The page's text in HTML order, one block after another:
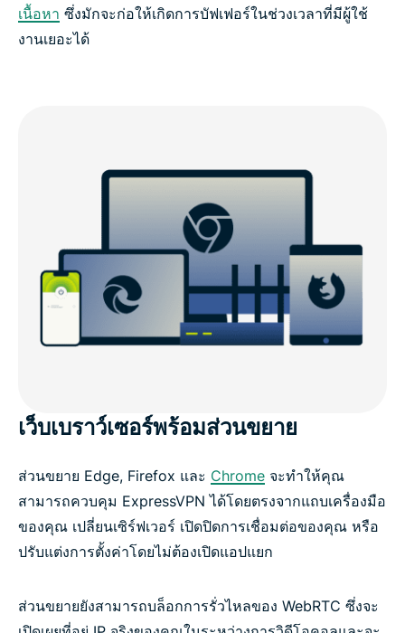
เนื้อหา ซึ่งมักจะก่อให้เกิดการบัฟเฟอร์ในช่วงเวลาที่มีผู้ใช้
งานเยอะได้
เว็บเบราว์เซอร์พร้อมส่วนขยาย
ส่วนขยาย Edge, Firefox และ Chrome จะทำให้คุณ
สามารถควบคุม ExpressVPN ได้โดยตรงจากแถบเครื่องมือ
ของคุณ เปลี่ยนเซิร์ฟเวอร์ เปิดปิดการเชื่อมต่อของคุณ หรือ
ปรับแต่งการตั้งค่าโดยไม่ต้องเปิดแอปแยก
ส่วนขยายยังสามารถบล็อกการรั่วไหลของ WebRTC ซึ่งจะ